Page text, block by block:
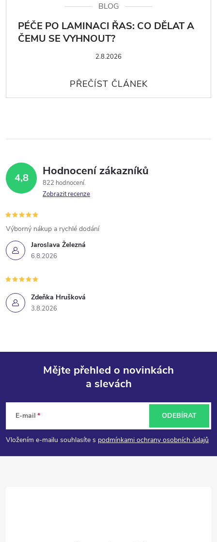
BLOG
PÉČE PO LAMINACI ŘAS: CO DĚLAT A
ČEMU SE VYHNOUT?
2.8.2026
4,8 Hodnocení zákazníků
822 hodnocení
Zobrazit recenze
Jaroslava Železná
6.8.2026
Výborný nákup a rychlé dodání
Zdeňka Hrušková
3.8.2026
p
a
Mějte přehled o novinkách
a slevách
E-mail
Vložením e-mailu souhlasíte s podmínkami ochrany osobních údajů
ODEBÍRAT